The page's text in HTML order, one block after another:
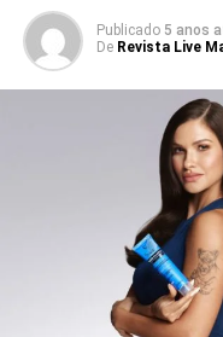
Publicado 5 anos
De Revista Live